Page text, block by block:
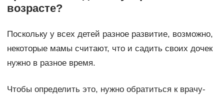
возрасте?
Поскольку у всех детей разное развитие, возможно,
некоторые мамы считают, что и садить своих дочек
нужно в разное время.
Чтобы определить это, нужно обратиться к врачу-